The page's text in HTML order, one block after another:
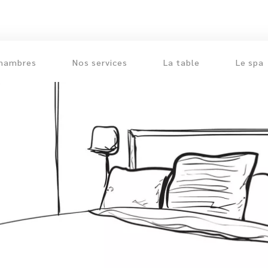
Chambres confort & familiale
Nos services La table Le spa